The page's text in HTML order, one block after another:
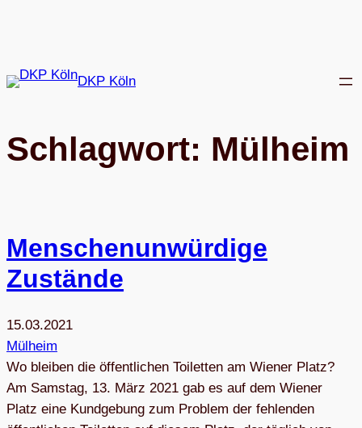
DKP Köln
Schlagwort: Mülheim
Men­schen­un­wür­dige
Zustände
15.03.2021
Mülheim
Wo bleiben die öffentlichen Toiletten am Wiener Platz?
Am Samstag, 13. März 2021 gab es auf dem Wiener
Platz eine Kundgebung zum Problem der fehlenden